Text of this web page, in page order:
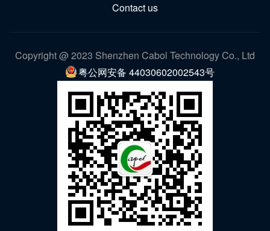
Contact us
Copyright @ 2023 Shenzhen Cabol Technology Co., Ltd
粤公网安备 44030602002543号